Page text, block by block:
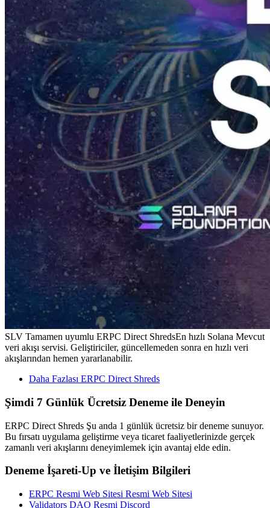
SLV Tamamen uyumlu ERPC Direct ShredsEn hızlı Solana Mevcut
veri akışı servisi. Geliştiriciler, güncellemeden sonra en hızlı veri
akışlarından hemen yararlanabilir.
Daha Fazlası ERPC Direct Shreds
Şimdi 7 Günlük Ücretsiz Deneme ile Deneyin
ERPC Direct Shreds Şu anda 1 günlük ücretsiz bir deneme sunuyor.
Bu fırsatı uygulama geliştirme veya ticaret faaliyetlerinizde gerçek
zamanlı veri akışlarını deneyimlemek için avantaj elde edin.
Deneme İşareti-Up ve İletişim Bilgileri
ERPC Resmi Web Sitesi Resmi Web Sitesi
Validators DAO Resmi Discord